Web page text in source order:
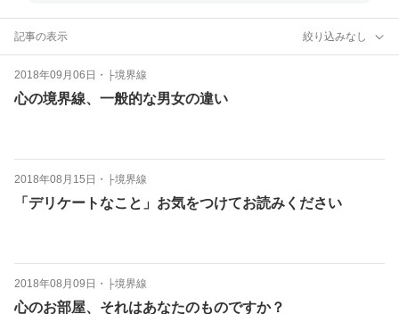
記事の表示 絞り込みなし
2018年09月06日 ・ ├境界線
心の境界線、一般的な男女の違い
2018年08月15日 ・ ├境界線
「デリケートなこと」お気をつけてお読みください
2018年08月09日 ・ ├境界線
心のお部屋、それはあなたのものですか？